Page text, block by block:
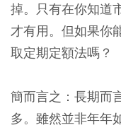
掉。只有在你知道
才有用。但如果你
取定期定額法嗎？
簡而言之：長期而
多。雖然並非年年